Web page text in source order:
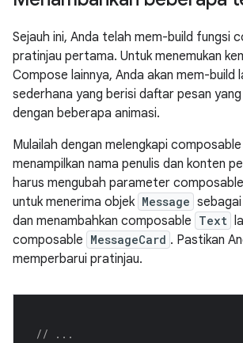
Sejauh ini, Anda telah mem-build fungsi
pratinjau pertama. Untuk menemukan
Compose lainnya, Anda akan mem-build
sederhana yang berisi daftar pesan
dengan beberapa animasi.
Mulailah dengan melengkapi
menampilkan nama penulis dan konten
harus mengubah parameter
untuk menerima objek Message
dan menambahkan composable Text
composable MessageCard . Pastikan
memperbarui pratinjau.
// ...